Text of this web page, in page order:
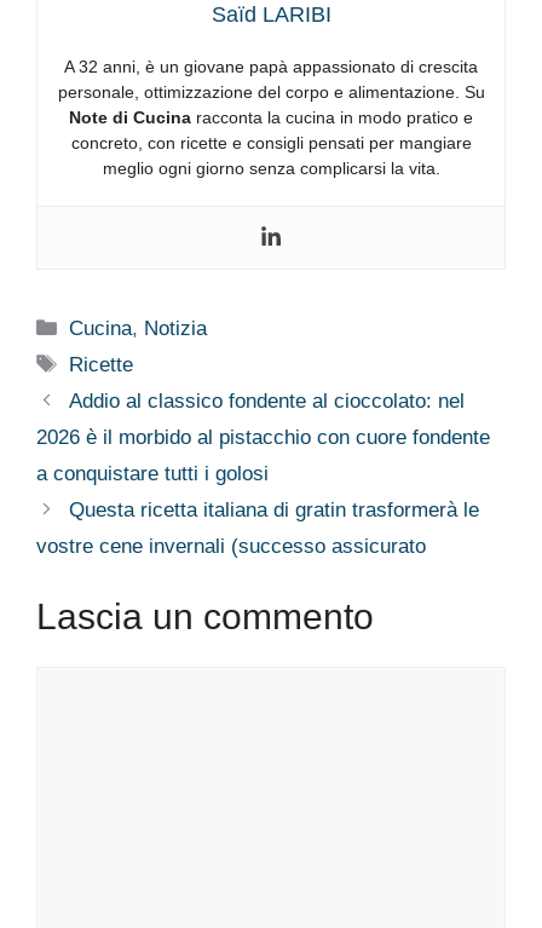
Saïd LARIBI
A 32 anni, è un giovane papà appassionato di crescita
personale, ottimizzazione del corpo e alimentazione. Su
Note di Cucina racconta la cucina in modo pratico e
concreto, con ricette e consigli pensati per mangiare
meglio ogni giorno senza complicarsi la vita.
Categorie
Cucina, Notizia
Tag
Ricette
Addio al classico fondente al cioccolato: nel
2026 è il morbido al pistacchio con cuore fondente
a conquistare tutti i golosi
Questa ricetta italiana di gratin trasformerà le
vostre cene invernali (successo assicurato
Lascia un commento